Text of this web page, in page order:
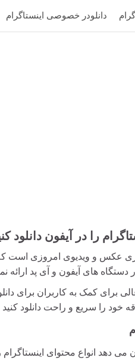
دانلودر خصوصی اینستاگرام
را در آیفون دانلود
عکس و ویدیوی امروزی است که